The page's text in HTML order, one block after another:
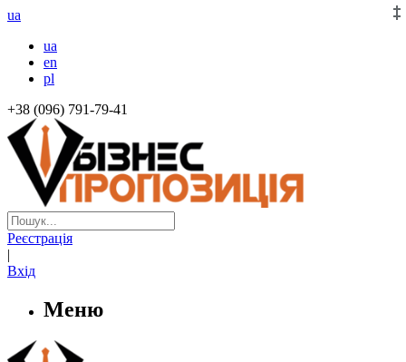
ua
ua
en
pl
+38 (096) 791-79-41
Реєстрація
|
Вхід
Меню